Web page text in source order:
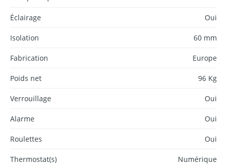
Éclairage Oui
Isolation 60 mm
Fabrication Europe
Poids net 96 Kg
Verrouillage Oui
Alarme Oui
Roulettes Oui
Thermostat(s) Numérique